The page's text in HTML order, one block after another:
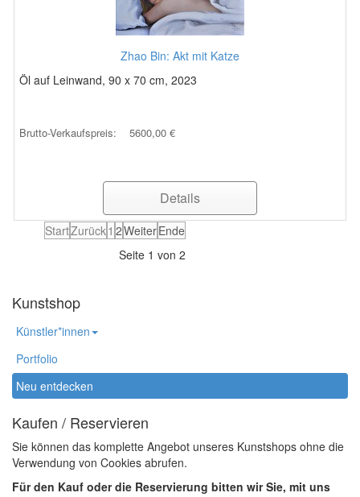
Zhao Bin: Akt mit Katze
Öl auf Leinwand, 90 x 70 cm, 2023
Brutto-Verkaufspreis: 5600,00 €
Details
StartZurück 1 2WeiterEnde
Seite 1 von 2
Kunstshop
Künstler*innen
Portfolio
Neu entdecken
Kaufen / Reservieren
Sie können das komplette Angebot unseres Kunstshops ohne die
Verwendung von Cookies abrufen.
Für den Kauf oder die Reservierung bitten wir Sie, mit uns